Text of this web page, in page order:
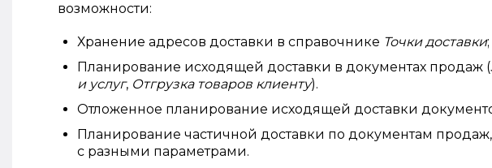
возможности:
Хранение адресов доставки в справочнике Точки доставки;
Планирование исходящей доставки в документах продаж (
и услуг, Отгрузка товаров клиенту).
Отложенное планирование исходящей доставки
Планирование частичной доставки по документам
с разными параметрами.